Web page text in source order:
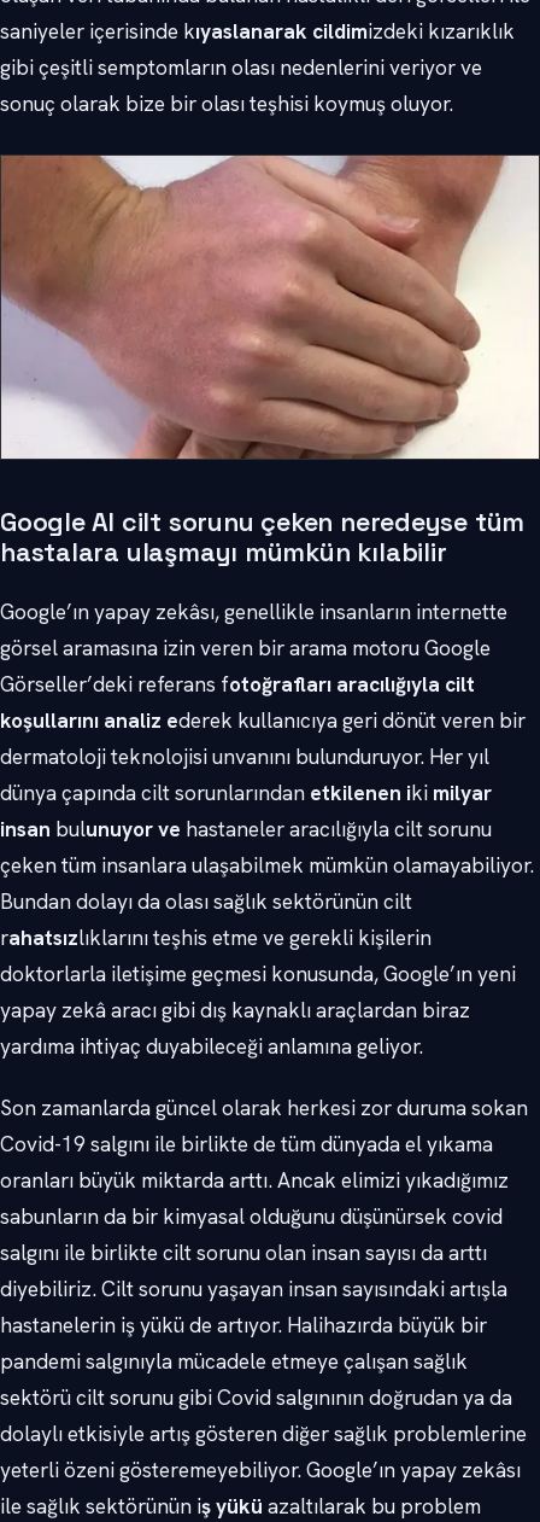
saniyeler içerisinde kıyaslanarak cildimizdeki kızarıklık
gibi çeşitli semptomların olası nedenlerini veriyor ve
sonuç olarak bize bir olası teşhisi koymuş oluyor.
Google AI cilt sorunu çeken neredeyse tüm
hastalara ulaşmayı mümkün kılabilir
Google’ın yapay zekâsı, genellikle insanların internette
görsel aramasına izin veren bir arama motoru Google
Görseller’deki referans fotoğrafları aracılığıyla cilt
koşullarını analiz ederek kullanıcıya geri dönüt veren bir
dermatoloji teknolojisi unvanını bulunduruyor. Her yıl
dünya çapında cilt sorunlarından etkilenen iki milyar
insan bulunuyor ve hastaneler aracılığıyla cilt sorunu
çeken tüm insanlara ulaşabilmek mümkün olamayabiliyor.
Bundan dolayı da olası sağlık sektörünün cilt
rahatsızlıklarını teşhis etme ve gerekli kişilerin
doktorlarla iletişime geçmesi konusunda, Google’ın yeni
yapay zekâ aracı gibi dış kaynaklı araçlardan biraz
yardıma ihtiyaç duyabileceği anlamına geliyor.
Son zamanlarda güncel olarak herkesi zor duruma sokan
Covid-19 salgını ile birlikte de tüm dünyada el yıkama
oranları büyük miktarda arttı. Ancak elimizi yıkadığımız
sabunların da bir kimyasal olduğunu düşünürsek covid
salgını ile birlikte cilt sorunu olan insan sayısı da arttı
diyebiliriz. Cilt sorunu yaşayan insan sayısındaki artışla
hastanelerin iş yükü de artıyor. Halihazırda büyük bir
pandemi salgınıyla mücadele etmeye çalışan sağlık
sektörü cilt sorunu gibi Covid salgınının doğrudan ya da
dolaylı etkisiyle artış gösteren diğer sağlık problemlerine
yeterli özeni gösteremeyebiliyor. Google’ın yapay zekâsı
ile sağlık sektörünün iş yükü azaltılarak bu problem